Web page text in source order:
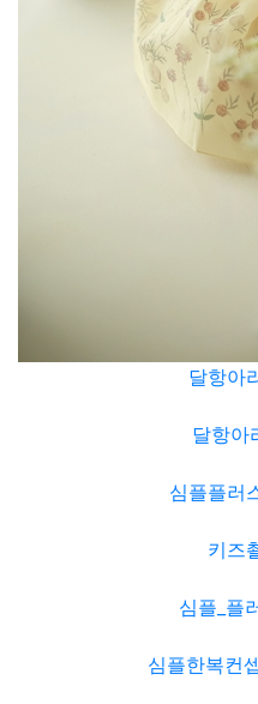
달항아
달항아
심플플러
키즈
심플_플
심플한복컨